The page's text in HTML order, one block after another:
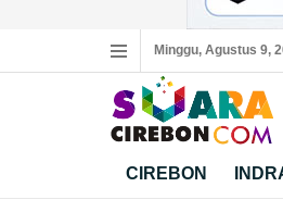
Minggu, Agustus 9,
CIREBON